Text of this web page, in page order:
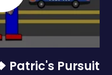
Patric's Pursuit